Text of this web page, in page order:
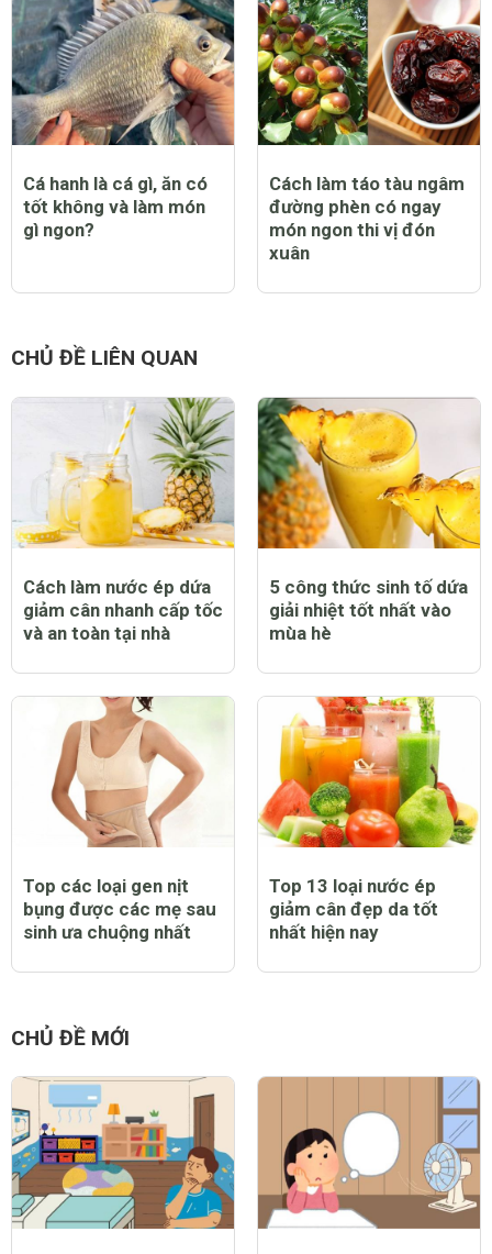
Cá hanh là cá gì, ăn có
tốt không và làm món
gì ngon?
Cách làm táo tàu ngâm
đường phèn có ngay
món ngon thi vị đón
xuân
CHỦ ĐỀ LIÊN QUAN
Cách làm nước ép dứa
giảm cân nhanh cấp tốc
và an toàn tại nhà
5 công thức sinh tố dứa
giải nhiệt tốt nhất vào
mùa hè
Top các loại gen nịt
bụng được các mẹ sau
sinh ưa chuộng nhất
Top 13 loại nước ép
giảm cân đẹp da tốt
nhất hiện nay
CHỦ ĐỀ MỚI